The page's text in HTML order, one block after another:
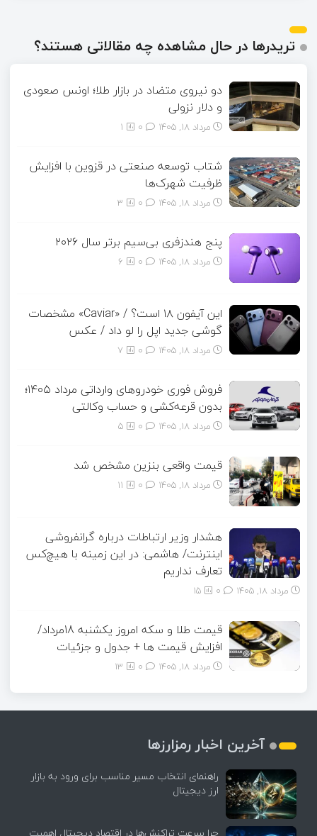
تریدرها در حال مشاهده چه مقالاتی هستند؟
دو نیروی متضاد در بازار طلا؛ اونس صعودی
و دلار نزولی
مرداد ۱۸, ۱۴۰۵ 1
شتاب توسعه صنعتی در قزوین با افزایش
ظرفیت شهرک‌ها
مرداد ۱۸, ۱۴۰۵ 3
پنج هندزفری بی‌سیم برتر سال ۲۰۲۶
مرداد ۱۸, ۱۴۰۵ 6
این آیفون ۱۸ است؟ / «Caviar» مشخصات
گوشی جدید اپل را لو داد / عکس
مرداد ۱۸, ۱۴۰۵ 7
فروش فوری خودروهای وارداتی مرداد ۱۴۰۵؛
بدون قرعه‌کشی و حساب وکالتی
مرداد ۱۸, ۱۴۰۵ 5
قیمت واقعی بنزین مشخص شد
مرداد ۱۸, ۱۴۰۵ 11
هشدار وزیر ارتباطات درباره گرانفروشی
اینترنت/ هاشمی: در این زمینه با هیچ‌کس
تعارف نداریم
مرداد ۱۸, ۱۴۰۵ 15
قیمت طلا و سکه امروز یکشنبه 18مرداد/
افزایش قیمت ها + جدول و جزئیات
مرداد ۱۸, ۱۴۰۵ 13
آخرین اخبار رمزارزها
راهنمای انتخاب مسیر مناسب برای ورود به بازار
ارز دیجیتال